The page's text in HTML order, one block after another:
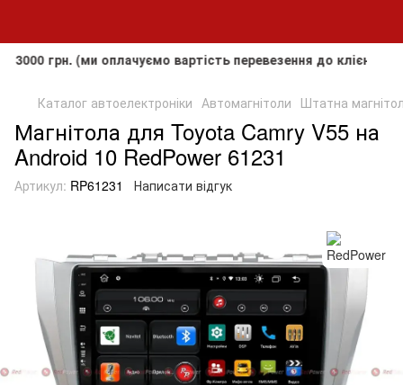
(ми оплачуємо вартість перевезення до клієнта, але
Каталог автоелектроніки Автомагнітоли Штатна
Магнітола для Toyota Camry V55 на
Android 10 RedPower 61231
Артикул: RP61231 Написати відгук